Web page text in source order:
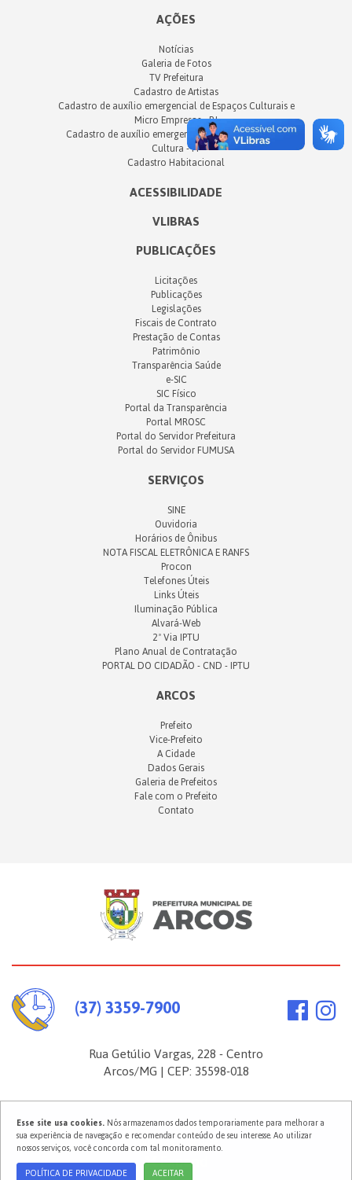
(37) 3359-7900
Rua Getúlio Vargas, 228 - Centro
Arcos/MG | CEP: 35598-018
AÇÕES
Notícias
Galeria de Fotos
TV Prefeitura
Cadastro de Artistas
Cadastro de auxílio emergencial de Espaços Culturais e
Micro Empresas - PJ
Cadastro de auxílio emergencial de Profissionais da
Cultura - PF
Cadastro Habitacional
ACESSIBILIDADE
VLIBRAS
PUBLICAÇÕES
Licitações
Publicações
Legislações
Fiscais de Contrato
Prestação de Contas
Patrimônio
Transparência Saúde
e-SIC
SIC Físico
Portal da Transparência
Portal MROSC
Portal do Servidor Prefeitura
Portal do Servidor FUMUSA
SERVIÇOS
SINE
Ouvidoria
Horários de Ônibus
NOTA FISCAL ELETRÔNICA E RANFS
Procon
Telefones Úteis
Links Úteis
Iluminação Pública
Alvará-Web
2ª Via IPTU
Plano Anual de Contratação
PORTAL DO CIDADÃO - CND - IPTU
ARCOS
Prefeito
Vice-Prefeito
A Cidade
Dados Gerais
Galeria de Prefeitos
Fale com o Prefeito
Contato
2026 ©Prefeitura Municipal de Arcos. Todos os direitos reservados.
Política de Privacidade
Esse site usa cookies.Nós armazenamos dados temporariamente para melhorar a
sua experiência de navegação e recomendar conteúdo de seu interesse. Ao utilizar
nossos serviços, você concorda com tal monitoramento.
POLÍTICA DE PRIVACIDADE
ACEITAR